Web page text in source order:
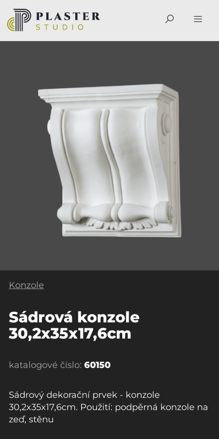
Konzole
Sádrová konzole
30,2x35x17,6cm
katalogové číslo: 60150
Sádrový dekorační prvek - konzole
30,2x35x17,6cm. Použití: podpěrná konzole na
zeď, stěnu